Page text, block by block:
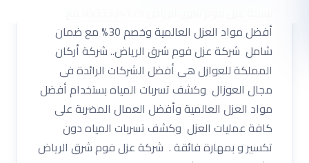
أفضل مواد العزل العالمية وخصم 30% مع ضمان
شامل شركة عزل فوم شرق الرياض.. شركة أركان
المملكة للعوازل هى أفضل الشركات الرائدة فى
مجال العوزال وكشف تسربات المياه بستخدام أفضل
مواد العزل العالمية وأفضل العمال المضربة على
كافة عمليات العزل وكشف تسربات المياه دون
تكسير و بمهارة فائقة . شركة عزل فوم شرق الرياض